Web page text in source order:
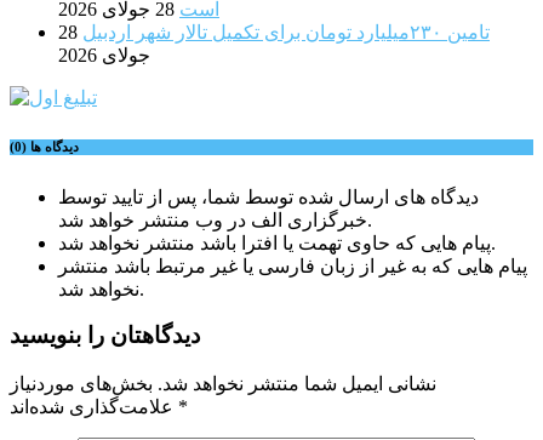
است 28 جولای 2026
تامین ۲۳۰میلیارد تومان برای تکمیل تالار شهر اردبیل
28
جولای 2026
دیدگاه ها (0)
دیدگاه های ارسال شده توسط شما، پس از تایید توسط
خبرگزاری الف در وب منتشر خواهد شد.
پیام هایی که حاوی تهمت یا افترا باشد منتشر نخواهد شد.
پیام هایی که به غیر از زبان فارسی یا غیر مرتبط باشد منتشر
نخواهد شد.
دیدگاهتان را بنویسید
نشانی ایمیل شما منتشر نخواهد شد. بخش‌های موردنیاز
*